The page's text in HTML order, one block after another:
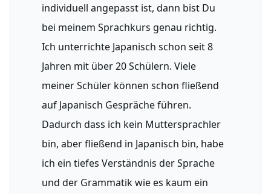
individuell angepasst ist, dann bist Du
bei meinem Sprachkurs genau richtig.
Ich unterrichte Japanisch schon seit8
Jahren mit über 20 Schülern. Viele
meiner Schüler können schon fließend
auf Japanisch Gespräche führen.
Dadurch dass ich kein Muttersprachler
bin, aber fließend in Japanisch bin, habe
ich ein tiefes Verständnis der Sprache
und der Grammatik wie es kaum ein